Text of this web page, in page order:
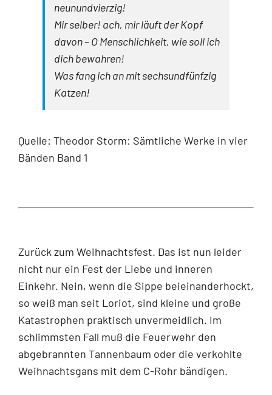
neunundvierzig!
Mir selber! ach, mir läuft der Kopf
davon – O Menschlichkeit, wie soll ich
dich bewahren!
Was fang ich an mit sechsundfünfzig
Katzen!
Quelle: Theodor Storm: Sämtliche Werke in vier
Bänden Band 1
Zurück zum Weihnachtsfest. Das ist nun leider
nicht nur ein Fest der Liebe und inneren
Einkehr. Nein, wenn die Sippe beieinanderhockt,
so weiß man seit Loriot, sind kleine und große
Katastrophen praktisch unvermeidlich. Im
schlimmsten Fall muß die Feuerwehr den
abgebrannten Tannenbaum oder die verkohlte
Weihnachtsgans mit dem C-Rohr bändigen.